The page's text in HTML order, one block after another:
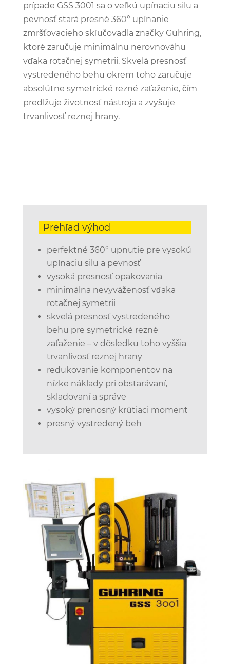
prípade GSS 3001 sa o veľkú upínaciu silu a
pevnosť stará presné 360° upínanie
zmršťovacieho skľučovadla značky Gühring,
ktoré zaručuje minimálnu nerovnováhu
vďaka rotačnej symetrii. Skvelá presnosť
vystredeného behu okrem toho zaručuje
absolútne symetrické rezné zaťaženie, čím
predlžuje životnosť nástroja a zvyšuje
trvanlivosť reznej hrany.
Prehľad výhod
perfektné 360° upnutie pre vysokú
upínaciu silu a pevnosť
vysoká presnosť opakovania
minimálna nevyváženosť vďaka
rotačnej symetrii
skvelá presnosť vystredeného
behu pre symetrické rezné
zaťaženie – v dôsledku toho vyššia
trvanlivosť reznej hrany
redukovanie komponentov na
nízke náklady pri obstarávaní,
skladovaní a správe
vysoký prenosný krútiaci moment
presný vystredený beh